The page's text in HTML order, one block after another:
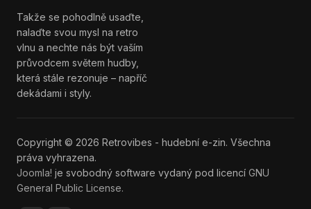
Takže se pohodlně usaďte,
nalaďte svou mysl na retro
vlnu a nechte nás být vaším
průvodcem světem hudby,
která stále rezonuje – napříč
dekádami i styly.
Copyright © 2026 Retrovibes - hudební e-zin. Všechna
práva vyhrazena.
Joomla! je svobodný software vydaný pod licencí GNU
General Public License.